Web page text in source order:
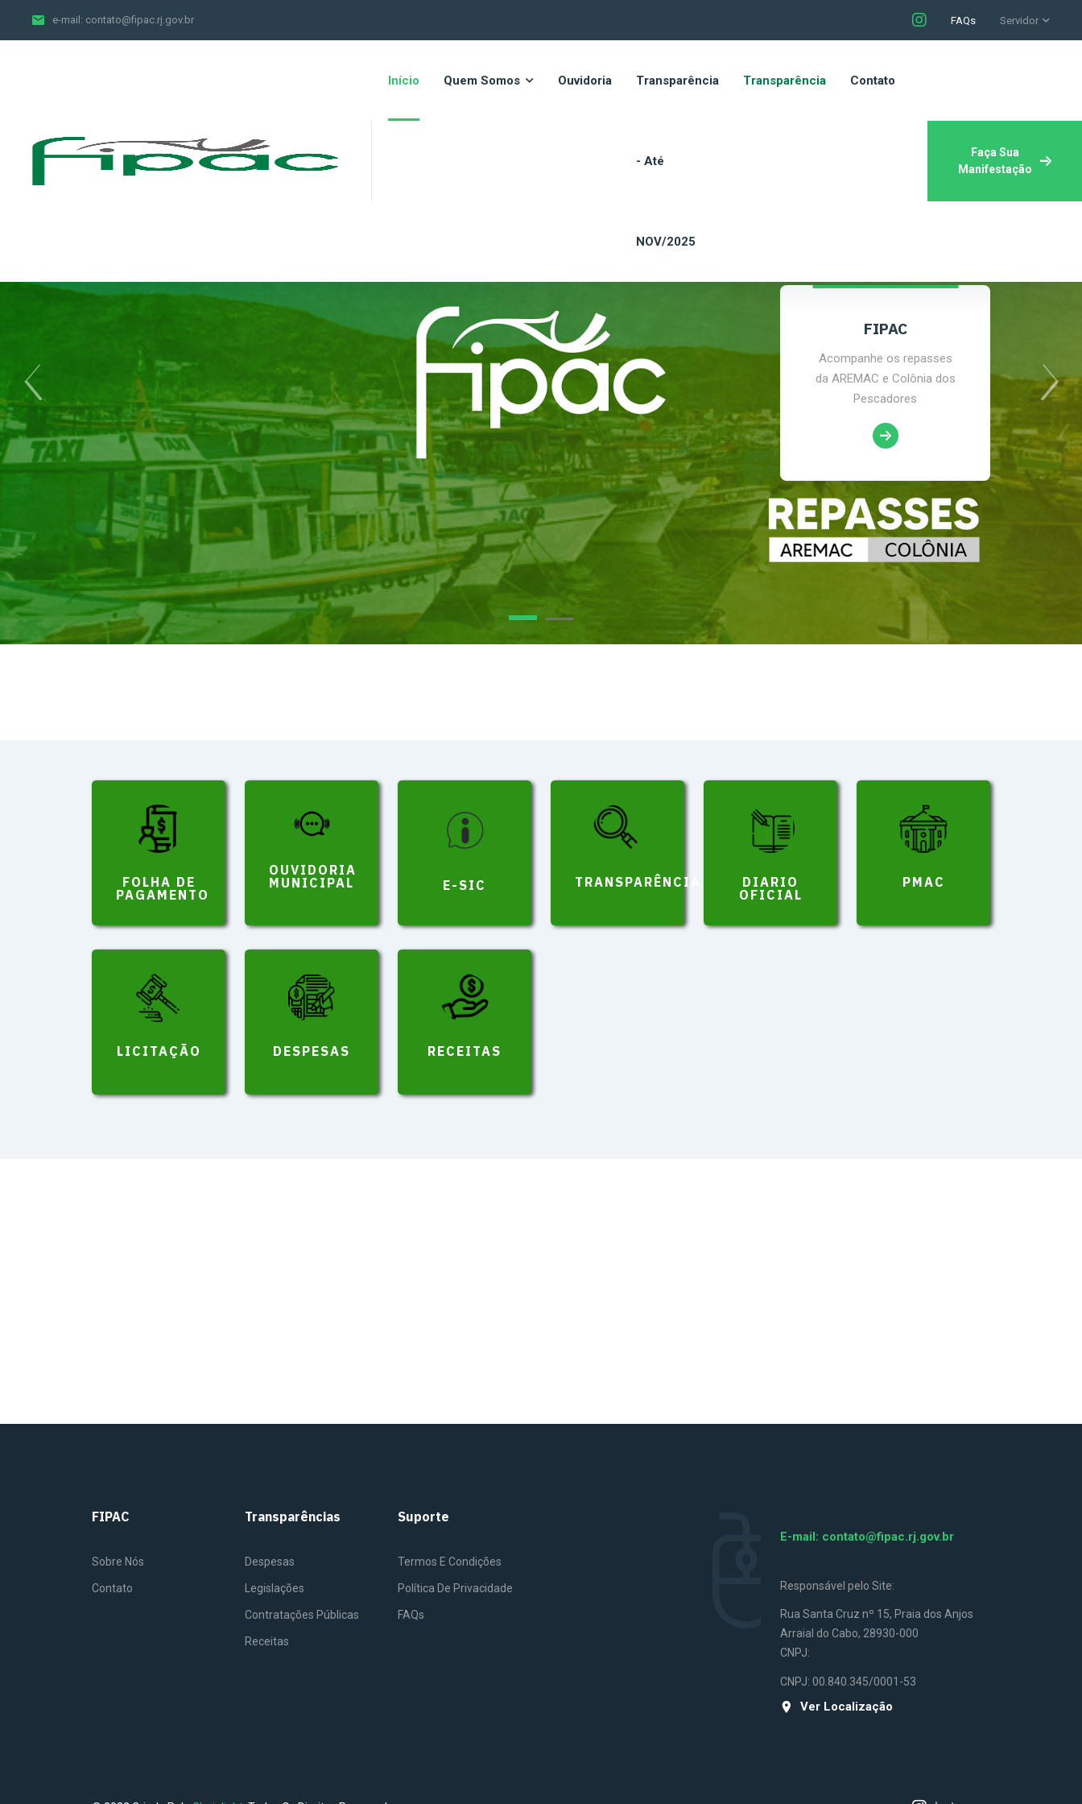
e-mail: contato@fipac.rj.gov.br FAQs Servidor
Início Quem Somos Ouvidoria Transparência
- Até
NOV/2025
Transparência Contato
Faça Sua
Manifestação
FIPAC
Acompanhe os repasses
da AREMAC e Colônia dos
Pescadores
FOLHA DE
PAGAMENTO
OUVIDORIA
MUNICIPAL
E-SIC TRANSPARÊNCIA
DIARIO
OFICIAL
PMAC
LICITAÇÃO DESPESAS RECEITAS
FIPAC
Sobre Nós
Contato
Transparências
Despesas
Legislações
Contratações Públicas
Receitas
Suporte
Termos E Condições
Política De Privacidade
FAQs
E-mail: contato@fipac.rj.gov.br
Responsável pelo Site:
Rua Santa Cruz nº 15, Praia dos Anjos
Arraial do Cabo, 28930-000
CNPJ:
CNPJ: 00.840.345/0001-53
Ver Localização